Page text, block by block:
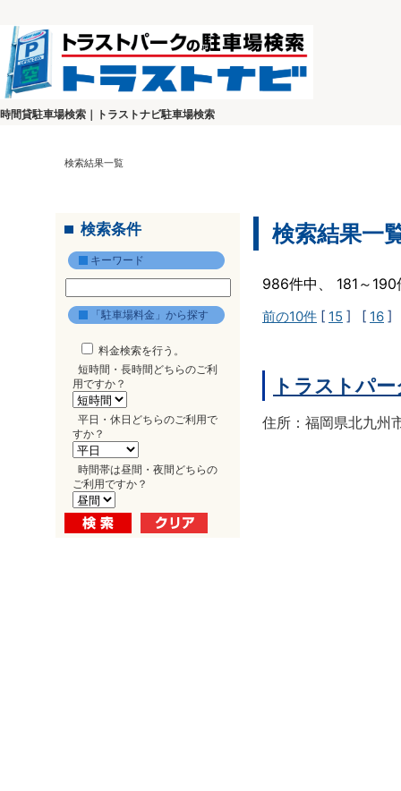
時間貸駐車場検索｜トラストナビ駐車場検索
検索結果一覧
検索条件
キーワード
「駐車場料金」から探す
料金検索を行う。
短時間・長時間どちらのご利
用ですか？
平日・休日どちらのご利用で
すか？
時間帯は昼間・夜間どちらの
ご利用ですか？
検索結果一
986件中、 181～
前の10件 [ 15 ] [ 16 ]
トラストパ
住所：福岡県北九州